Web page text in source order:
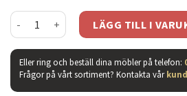
Mito parasollfot grå granit 40kg mängd
LÄGG TILL I
Eller ring och beställ dina möbler på telefon:
Frågor på vårt sortiment? Kontakta vår